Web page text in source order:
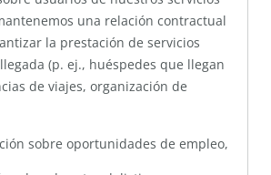
una relación contractual
la prestación de servicios
(p. ej., huéspedes que llegan
de viajes, organización de
sobre oportunidades de empleo,